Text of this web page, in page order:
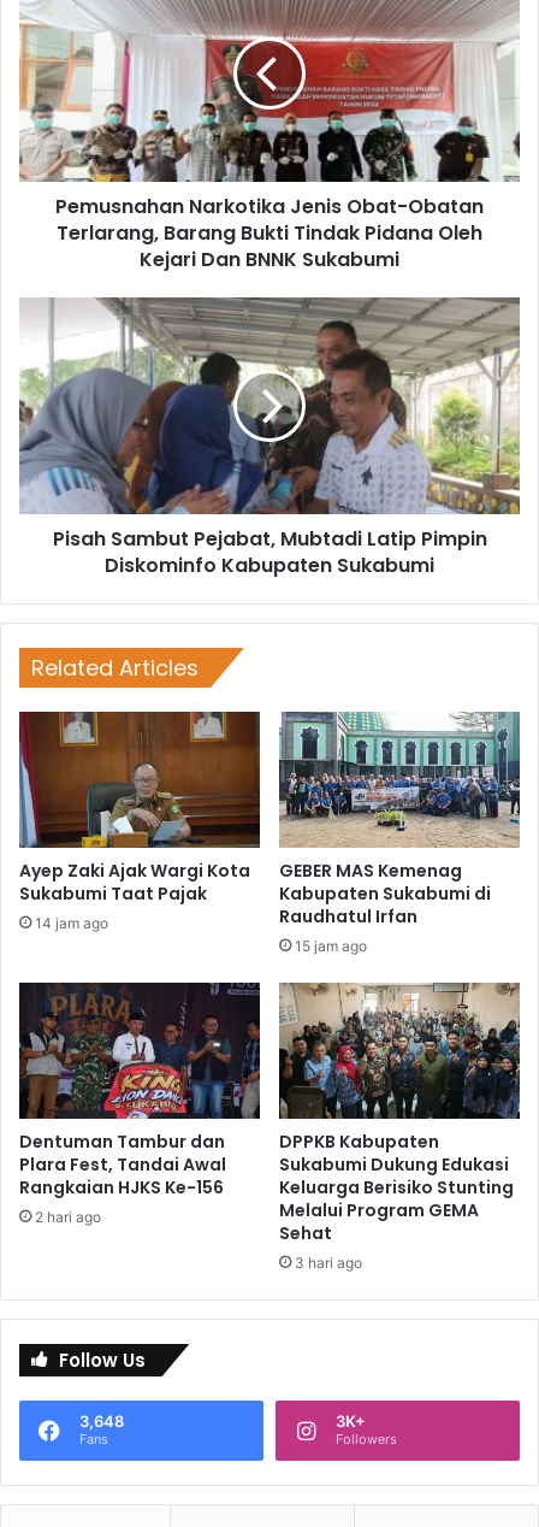
Pemusnahan Narkotika Jenis Obat-Obatan
Terlarang, Barang Bukti Tindak Pidana Oleh
Kejari Dan BNNK Sukabumi
Pisah Sambut Pejabat, Mubtadi Latip Pimpin
Diskominfo Kabupaten Sukabumi
Related Articles
Ayep Zaki Ajak Wargi Kota
Sukabumi Taat Pajak
14 jam ago
GEBER MAS Kemenag
Kabupaten Sukabumi di
Raudhatul Irfan
15 jam ago
Dentuman Tambur dan
Plara Fest, Tandai Awal
Rangkaian HJKS Ke-156
2 hari ago
DPPKB Kabupaten
Sukabumi Dukung Edukasi
Keluarga Berisiko Stunting
Melalui Program GEMA
Sehat
3 hari ago
Follow Us
3,648
Fans
3K+
Followers